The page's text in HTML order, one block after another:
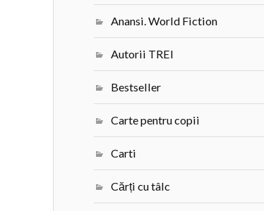
Anansi. World Fiction
Autorii TREI
Bestseller
Carte pentru copii
Carti
Cărți cu tâlc